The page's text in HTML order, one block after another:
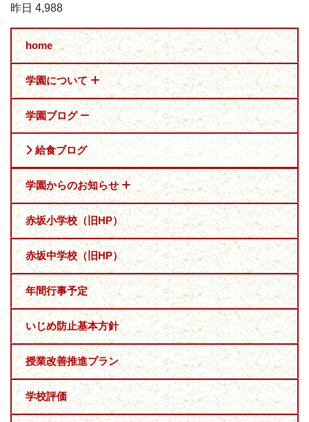
昨日 4,988
home
学園について
学園ブログ
給食ブログ
学園からのお知らせ
赤坂小学校（旧HP）
赤坂中学校（旧HP）
年間行事予定
いじめ防止基本方針
授業改善推進プラン
学校評価